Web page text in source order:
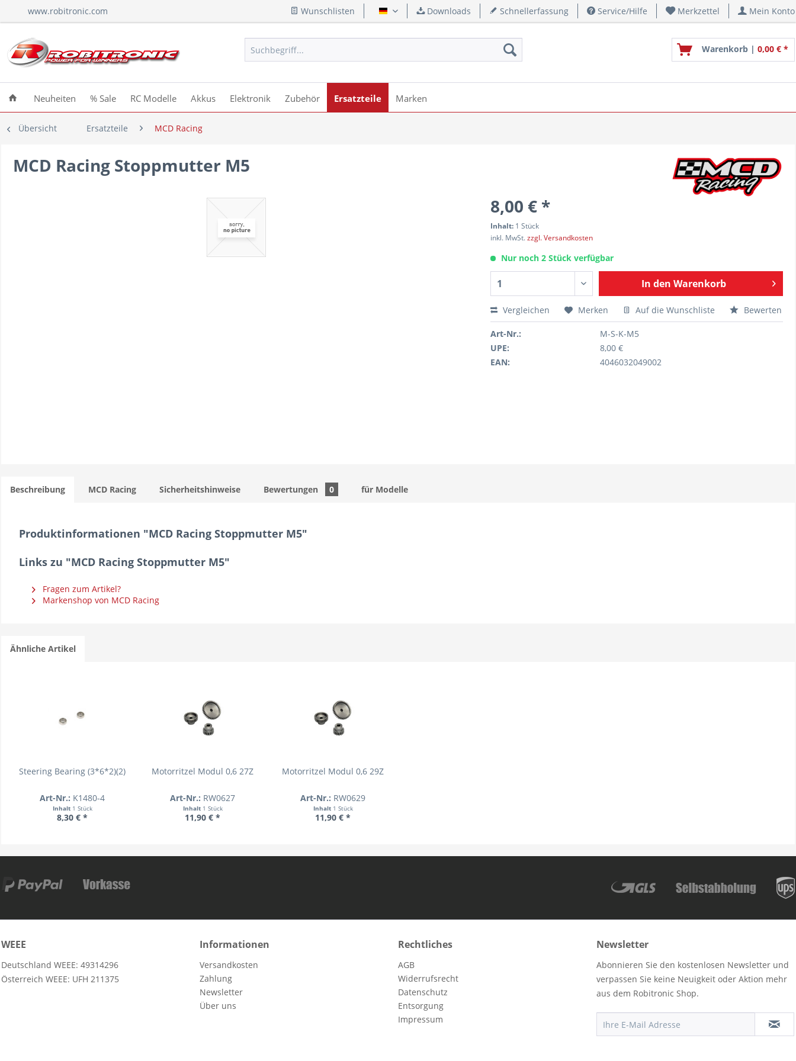
www.robitronic.com Wunschlisten Deutsch Downloads Schnellerfassung Service/Hilfe Merkzettel Mein Konto
Warenkorb | 0,00 € *
Neuheiten % Sale RC Modelle Akkus Elektronik Zubehör Ersatzteile Marken
Übersicht Ersatzteile MCD Racing
MCD Racing Stoppmutter M5
8,00 € *
Inhalt: 1 Stück
inkl. MwSt.zzgl. Versandkosten
Nur noch 2 Stück verfügbar
In den Warenkorb
Vergleichen Merken Auf die Wunschliste Bewerten
Art-Nr.:
M-S-K-M5
UPE:
8,00 €
EAN:
4046032049002
Beschreibung MCD Racing Sicherheitshinweise Bewertungen 0 für Modelle
Produktinformationen "MCD Racing Stoppmutter M5"
Links zu "MCD Racing Stoppmutter M5"
Fragen zum Artikel?
Markenshop von MCD Racing
Ähnliche Artikel
Steering Bearing (3*6*2)(2)
Art-Nr.: K1480-4
Inhalt 1 Stück
8,30 € *
Motorritzel Modul 0,6 27Z
Art-Nr.: RW0627
Inhalt 1 Stück
11,90 € *
Motorritzel Modul 0,6 29Z
Art-Nr.: RW0629
Inhalt 1 Stück
11,90 € *
WEEE
Deutschland WEEE: 49314296
Österreich WEEE: UFH 211375
Informationen
Versandkosten
Zahlung
Newsletter
Über uns
Rechtliches
AGB
Widerrufsrecht
Datenschutz
Entsorgung
Impressum
Newsletter
Abonnieren Sie den kostenlosen Newsletter und
verpassen Sie keine Neuigkeit oder Aktion mehr
aus dem Robitronic Shop.